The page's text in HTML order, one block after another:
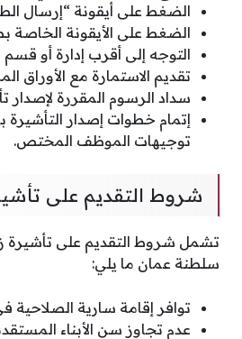
الضغط على أيقونة “إرسال
الضغط على الأيقونة الخاصة
التوجه إلى أقرب إدارة أو قسم
تقديم الاستمارة مع الأوراق
سداد الرسوم المقررة لإصدار
إتمام خطوات إصدار
توجيهات الموظف المختص.
شروط التقديم على
تشمل شروط التقديم على تأشيرة
سلطنة عمان ما يلي:
توافر إقامة سارية
عدم تجاوز سن الأبناء المستقدمين 21